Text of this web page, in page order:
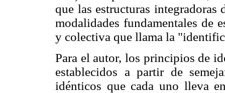
que las estructuras integradoras
modalidades fundamentales de
y colectiva que llama la
Para el autor, los principios de
establecidos a partir de
idénticos que cada uno lleva